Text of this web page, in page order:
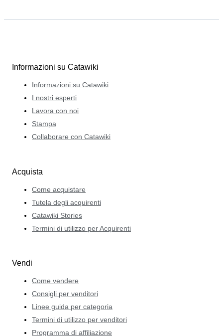
Informazioni su Catawiki
Informazioni su Catawiki
I nostri esperti
Lavora con noi
Stampa
Collaborare con Catawiki
Acquista
Come acquistare
Tutela degli acquirenti
Catawiki Stories
Termini di utilizzo per Acquirenti
Vendi
Come vendere
Consigli per venditori
Linee guida per categoria
Termini di utilizzo per venditori
Programma di affiliazione